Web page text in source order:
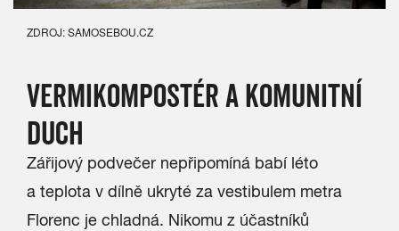
ZDROJ: SAMOSEBOU.CZ
VERMIKOMPOSTÉR A KOMUNITNÍ
DUCH
Zářijový podvečer nepřipomíná babí léto
a teplota v dílně ukryté za vestibulem metra
Florenc je chladná. Nikomu z účastníků